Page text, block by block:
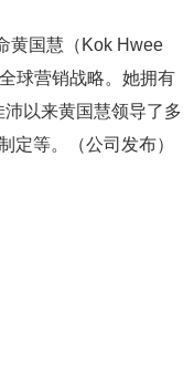
黄国慧（Kok Hwee
球营销战略。她拥有
以来黄国慧领导了多
定等。（公司发布）